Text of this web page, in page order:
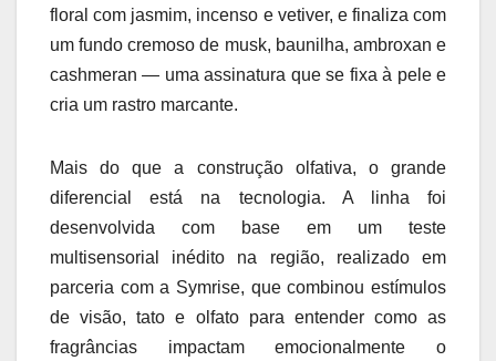
floral com jasmim, incenso e vetiver, e finaliza com
um fundo cremoso de musk, baunilha, ambroxan e
cashmeran — uma assinatura que se fixa à pele e
cria um rastro marcante.
Mais do que a construção olfativa, o grande
diferencial está na tecnologia. A linha foi
desenvolvida com base em um teste
multisensorial inédito na região, realizado em
parceria com a Symrise, que combinou estímulos
de visão, tato e olfato para entender como as
fragrâncias impactam emocionalmente o